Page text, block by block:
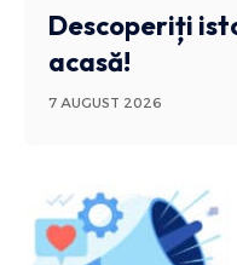
Descoperiți
acasă!
7 AUGUST 2026